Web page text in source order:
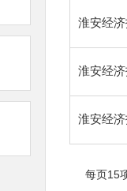
淮安经
淮安经
淮安经
每页15